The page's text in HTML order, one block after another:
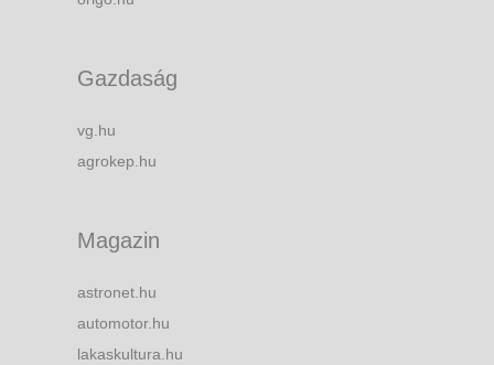
Gazdaság
vg.hu
agrokep.hu
Magazin
astronet.hu
automotor.hu
lakaskultura.hu